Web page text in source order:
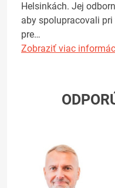
Helsinkách. Jej
aby spolupracovali
pre…
Zobraziť viac